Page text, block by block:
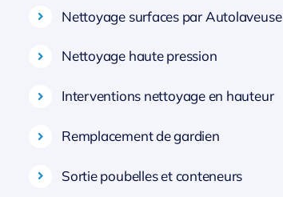
Nettoyage surfaces par Autolaveuse
Nettoyage haute pression
Interventions nettoyage en hauteur
Remplacement de gardien
Sortie poubelles et conteneurs